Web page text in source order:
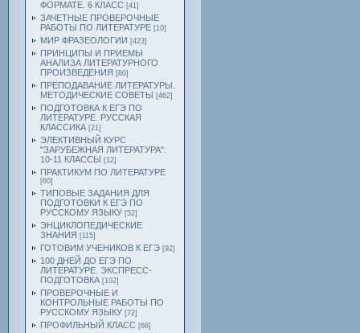
ФОРМАТЕ. 6 КЛАСС [41]
ЗАЧЕТНЫЕ ПРОВЕРОЧНЫЕ
РАБОТЫ ПО ЛИТЕРАТУРЕ [10]
МИР ФРАЗЕОЛОГИИ [423]
ПРИНЦИПЫ И ПРИЕМЫ
АНАЛИЗА ЛИТЕРАТУРНОГО
ПРОИЗВЕДЕНИЯ [60]
ПРЕПОДАВАНИЕ ЛИТЕРАТУРЫ.
МЕТОДИЧЕСКИЕ СОВЕТЫ [462]
ПОДГОТОВКА К ЕГЭ ПО
ЛИТЕРАТУРЕ. РУССКАЯ
КЛАССИКА [21]
ЭЛЕКТИВНЫЙ КУРС
"ЗАРУБЕЖНАЯ ЛИТЕРАТУРА".
10-11 КЛАССЫ [12]
ПРАКТИКУМ ПО ЛИТЕРАТУРЕ
[60]
ТИПОВЫЕ ЗАДАНИЯ ДЛЯ
ПОДГОТОВКИ К ЕГЭ ПО
РУССКОМУ ЯЗЫКУ [52]
ЭНЦИКЛОПЕДИЧЕСКИЕ
ЗНАНИЯ [115]
ГОТОВИМ УЧЕНИКОВ К ЕГЭ [92]
100 ДНЕЙ ДО ЕГЭ ПО
ЛИТЕРАТУРЕ. ЭКСПРЕСС-
ПОДГОТОВКА [102]
ПРОВЕРОЧНЫЕ И
КОНТРОЛЬНЫЕ РАБОТЫ ПО
РУССКОМУ ЯЗЫКУ [72]
ПРОФИЛЬНЫЙ КЛАСС [68]